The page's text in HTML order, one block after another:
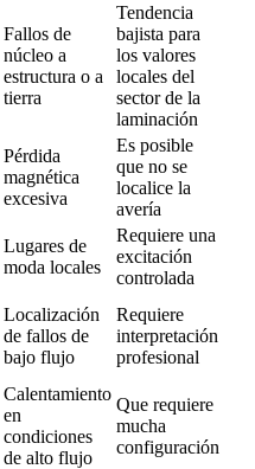
Fallos de
núcleo a
estructura o a
tierra
Tendencia
bajista para
los valores
locales del
sector de la
laminación
Pérdida
magnética
excesiva
Es posible
que no se
localice la
avería
Lugares de
moda locales
Requiere una
excitación
controlada
Localización
de fallos de
bajo flujo
Requiere
interpretación
profesional
Calentamiento
en
condiciones
de alto flujo
Que requiere
mucha
configuración